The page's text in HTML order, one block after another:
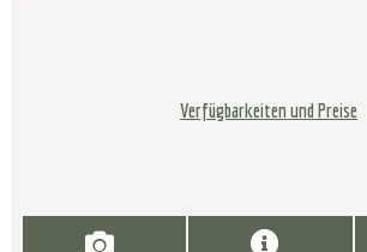
Verfügbarkeiten und Preise